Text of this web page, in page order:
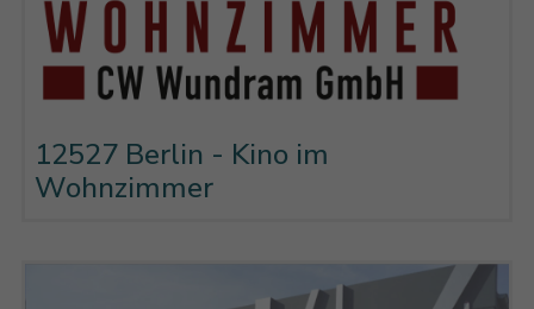
12527 Berlin - Kino im
Wohnzimmer